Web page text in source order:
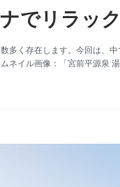
でリラッ
多く存在します。今回は、
ネイル画像：「宮前平源泉